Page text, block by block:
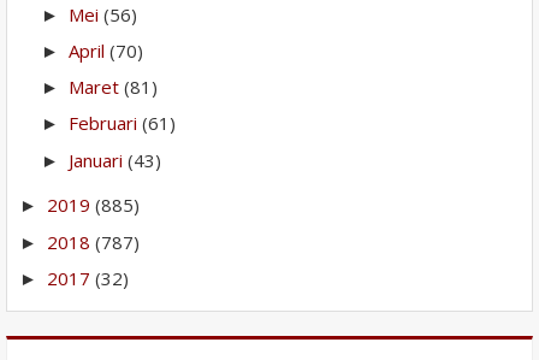
► Mei (56)
► April (70)
► Maret (81)
► Februari (61)
► Januari (43)
► 2019 (885)
► 2018 (787)
► 2017 (32)